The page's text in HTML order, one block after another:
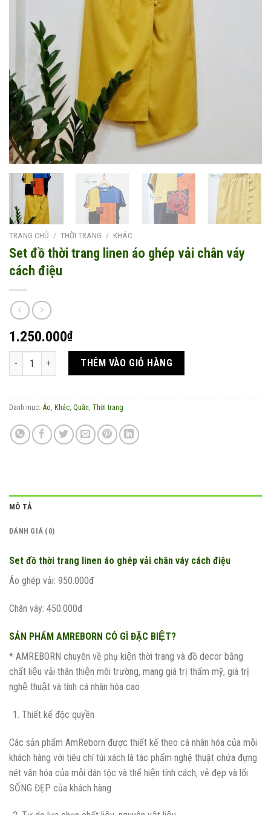
TRANG CHỦ / THỜI TRANG / KHÁC
Set đồ thời trang linen áo ghép vải chân váy
cách điệu
1.250.000₫
Set đồ thời trang linen áo ghép vải chân váy cách điệu số lượng
THÊM VÀO GIỎ HÀNG
Danh mục: Áo, Khác, Quần, Thời trang
MÔ TẢ
ĐÁNH GIÁ (0)
Set đồ thời trang linen áo ghép vải chân váy cách điệu
Áo ghép vải: 950.000đ
Chân váy: 450.000đ
SẢN PHẨM AMREBORN CÓ GÌ ĐẶC BIỆT?
* AMREBORN chuyên về phụ kiện thời trang và đồ decor bằng
chất liệu vải thân thiện môi trường, mang giá trị thẩm mỹ, giá trị
nghệ thuật và tính cá nhân hóa cao
Thiết kế độc quyền
Các sản phẩm AmReborn được thiết kế theo cá nhân hóa của mỗi
khách hàng với tiêu chí túi xách là tác phẩm nghệ thuật chứa đựng
nét văn hóa của mỗi dân tộc và thể hiện tính cách, vẻ đẹp và lối
SỐNG ĐẸP của khách hàng